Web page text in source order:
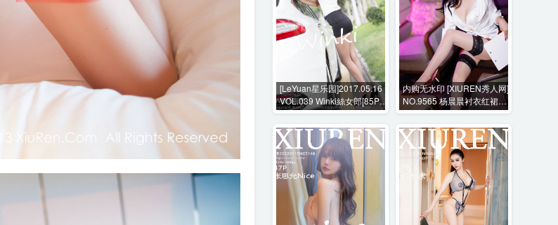
[LeYuan星乐园]2017.05.16
VOL.039 Winki絲女郎[85P-
306M]
内购无水印 [XIUREN秀人网]
NO.9565 杨晨晨衬衣红裙紫
色T恤+花絮视频 [110P+1V-
915MB]